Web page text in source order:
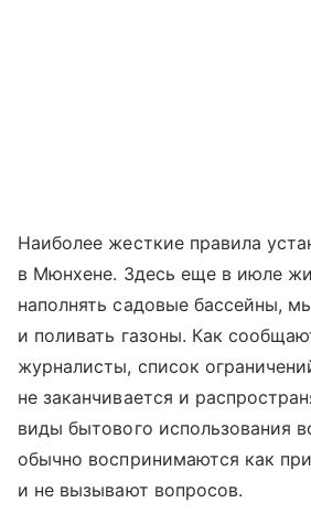
Наиболее жесткие правила
в Мюнхене. Здесь еще в июле
наполнять садовые бассейны,
и поливать газоны. Как
журналисты, список
не заканчивается и
виды бытового использования
обычно воспринимаются как
и не вызывают вопросов.